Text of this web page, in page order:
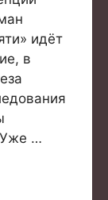
идёт
в
Уже …